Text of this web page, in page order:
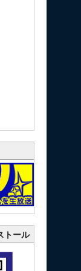
トール